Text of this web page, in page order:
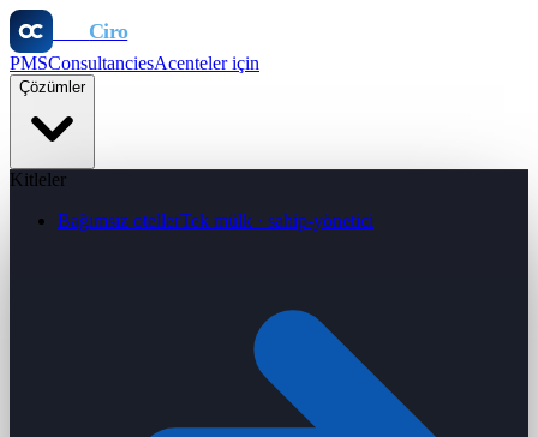
Ciro
PMSConsultanciesAcenteler için
Çözümler
Kitleler
Bağımsız otellerTek mülk · sahip-yönetici